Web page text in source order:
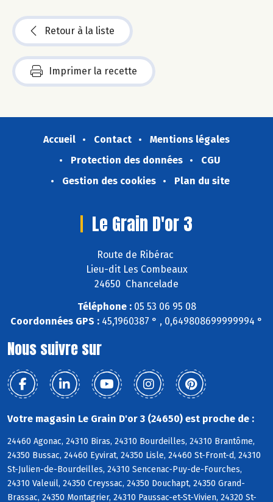
Retour à la liste
Imprimer la recette
Accueil Contact
Mentions légales
Protection des données
CGU
Gestion des cookies
Plan du site
Le Grain D'or 3
Route de Ribérac
Lieu-dit Les Combeaux
24650 Chancelade
Téléphone :05 53 06 95 08
Coordonnées GPS : 45,1960387 ° , 0,649808699999994 °
Nous suivre sur
Votre magasin Le Grain D'or 3 (24650) est proche de :
24460 Agonac, 24310 Biras, 24310 Bourdeilles, 24310 Brantôme,
24350 Bussac, 24460 Eyvirat, 24350 Lisle, 24460 St-Front-d, 24310
St-Julien-de-Bourdeilles, 24310 Sencenac-Puy-de-Fourches,
24310 Valeuil, 24350 Creyssac, 24350 Douchapt, 24350 Grand-
Brassac, 24350 Montagrier, 24310 Paussac-et-St-Vivien, 24320 St-